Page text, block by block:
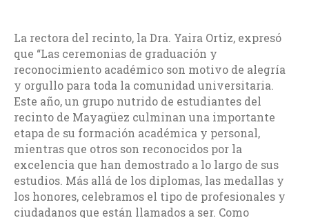
La rectora del recinto, la Dra. Yaira Ortiz, expresó
que “Las ceremonias de graduación y
reconocimiento académico son motivo de alegría
y orgullo para toda la comunidad universitaria.
Este año, un grupo nutrido de estudiantes del
recinto de Mayagüez culminan una importante
etapa de su formación académica y personal,
mientras que otros son reconocidos por la
excelencia que han demostrado a lo largo de sus
estudios. Más allá de los diplomas, las medallas y
los honores, celebramos el tipo de profesionales y
ciudadanos que están llamados a ser. Como